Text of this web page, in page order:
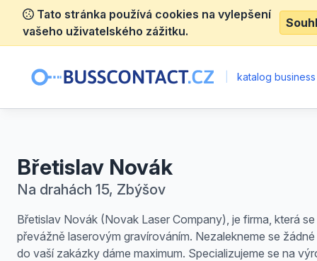
Tato stránka používá cookies na vylepšení
vašeho uživatelského zážitku.
katalog
Břetislav Novák
Na drahách 15, Zbýšov
Břetislav Novák (Novak Laser Company), je firma, která
převážně laserovým gravírováním. Nezalekneme se
do vaší zakázky dáme maximum. Specializujeme se na